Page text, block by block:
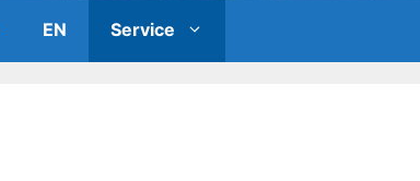
EN Service